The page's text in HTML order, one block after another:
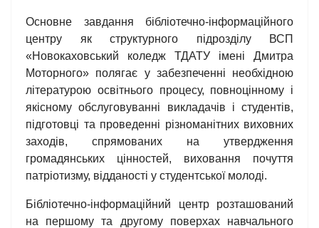
Основне завдання бібліотечно-інформаційного
центру як структурного підрозділу ВСП
«Новокаховський коледж ТДАТУ імені Дмитра
Моторного» полягає у забезпеченні необхідною
літературою освітнього процесу, повноцінному і
якісному обслуговуванні викладачів і студентів,
підготовці та проведенні різноманітних виховних
заходів, спрямованих на утвердження
громадянських цінностей, виховання почуття
патріотизму, відданості у студентської молоді.
Бібліотечно-інформаційний центр розташований
на першому та другому поверхах навчального